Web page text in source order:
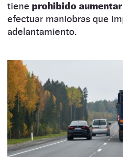
tiene prohibido
efectuar maniobras que
adelantamiento.